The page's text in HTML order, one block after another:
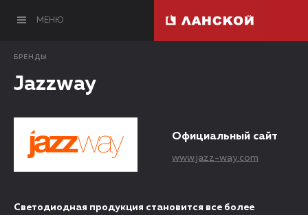
МЕНЮ
БРЕНДЫ
Jazzway
Официальный сайт
www.jazz-way.com
Светодиодная продукция становится все более